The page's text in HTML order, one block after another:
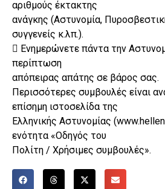
αριθμούς έκτακτης
ανάγκης (Αστυνομία,
συγγενείς κ.λπ.).
 Ενημερώνετε πάντα την
περίπτωση
απόπειρας απάτης σε βάρος σας.
Περισσότερες συμβουλές είναι
επίσημη ιστοσελίδα της
Ελληνικής Αστυνομίας
ενότητα «Οδηγός του
Πολίτη / Χρήσιμες συμβουλές».